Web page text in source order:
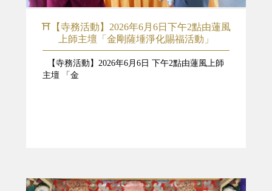
⛩️【寺務活動】2026年6月6日下午2點由蓮風
上師主壇「金剛薩埵淨化賜福活動」
【寺務活動】2026年6月6日 下午2點由蓮風上師
主壇 「金